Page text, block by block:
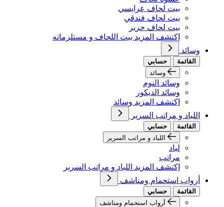
بيت لحاف عرايسي
بيت لحاف فندقي
بيت لحاف حرير
إكتشف المزيد بيت اللحاف و مستلزماته
وسائد
القائمة
حسابي
وسائد
وسائد النوم
وسائد الديكور
إكتشف المزيد وسائد
اللباد و مراتب السرير
القائمة
حسابي
اللباد و مراتب السرير
لباد
مراتب
إكتشف المزيد اللباد و مراتب السرير
أرواب استحمام ومناشف
القائمة
حسابي
أرواب استحمام ومناشف